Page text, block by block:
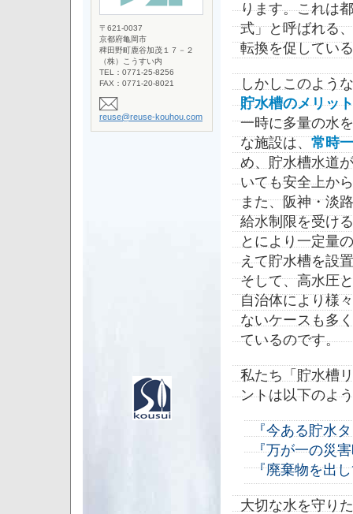
ります。これは
式」と呼ばれる
転換を促してい
しかしこのよう
貯水槽のメリット
一時に多量の水
な施設は、 常時
め、貯水槽水道
いても安全上か
また、阪神・淡
給水制限を受け
とにより一定量
えて貯水槽を設
そして、高水圧
自治体により様
ないケースも多
ているのです。
私たち「貯水槽
ントは以下のよ
『今ある貯水
『万が一の災
『廃棄物を出
大切な水を守り
〒621-0037
京都府亀岡市
稗田野町鹿谷加茂１７－２
（株）こうすい内
TEL：0771-25-8256
FAX：0771-20-8021
reuse@reuse-kouhou.com